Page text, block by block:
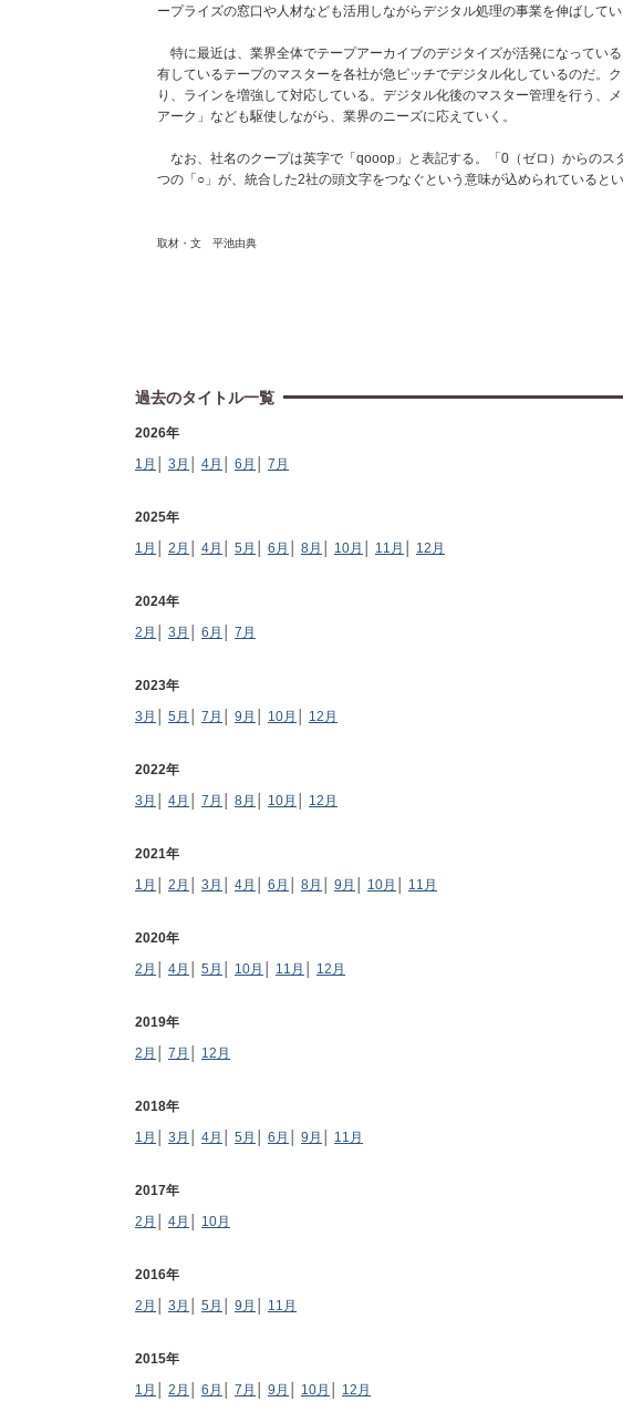
ープライズの窓口や人材なども活用しながらデジタル処理の事業を伸ばしてい
特に最近は、業界全体でテープアーカイブのデジタイズが活発になってい
有しているテープのマスターを各社が急ピッチでデジタル化しているのだ。
り、ラインを増強して対応している。デジタル化後のマスター管理を行う、
アーク」なども駆使しながら、業界のニーズに応えていく。
なお、社名のクープは英字で「qooop」と表記する。「0（ゼロ）からのス
つの「○」が、統合した2社の頭文字をつなぐという意味が込められているとい
取材・文 平池由典
過去のタイトル一覧
2026年
1月
3月 4月 6月 7月
2025年
1月
2月 4月 5月 6月 8月 10月 11月 12月
2024年
2月
3月 6月 7月
2023年
3月
5月 7月 9月 10月 12月
2022年
3月
4月 7月 8月 10月 12月
2021年
1月
2月 3月 4月 6月 8月 9月 10月 11月
2020年
2月
4月 5月 10月 11月 12月
2019年
2月
7月 12月
2018年
1月
3月 4月 5月 6月 9月 11月
2017年
2月
4月 10月
2016年
2月
3月 5月 9月 11月
2015年
1月
2月 6月 7月 9月 10月 12月